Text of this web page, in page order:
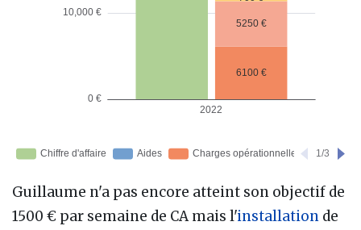
Guillaume n'a pas encore atteint son objectif de
1500 € par semaine de CA mais l'installation de